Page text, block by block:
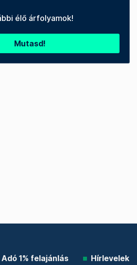
élő árfolyamok!
Mutasd!
Adó 1% felajánlás Hírlevelek